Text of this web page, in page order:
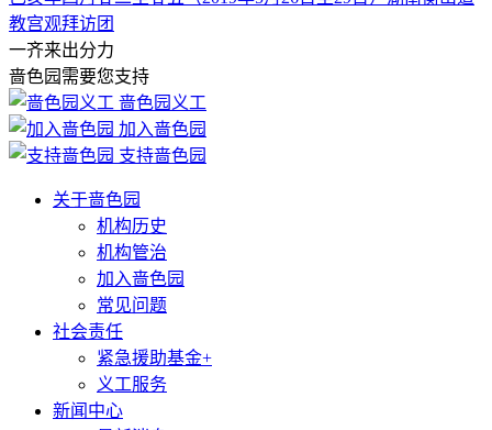
教宫观拜访团
一齐来出分力
啬色园需要您支持
啬色园义工
加入啬色园
支持啬色园
关于啬色园
机构历史
机构管治
加入啬色园
常见问题
社会责任
紧急援助基金+
义工服务
新闻中心